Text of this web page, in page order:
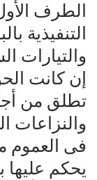
الطرف
التنفيذية
والتيارات
إن كانت
تطلق من
والنزاعات
فى العموم
يحكم عليها